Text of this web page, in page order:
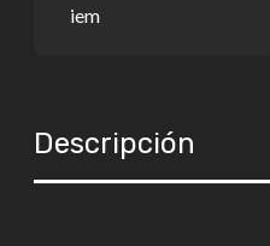
iem
Descripción